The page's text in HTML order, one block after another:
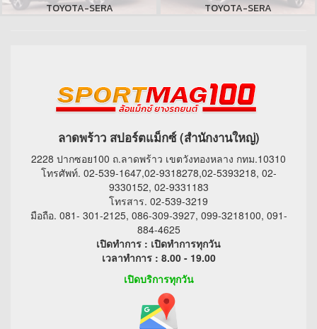
TOYOTA-SERA TOYOTA-SERA
ลาดพร้าว สปอร์ตแม็กซ์ (สำนักงานใหญ่)
2228 ปากซอย100 ถ.ลาดพร้าว เขตวังทองหลาง กทม.10310
โทรศัพท์. 02-539-1647,02-9318278,02-5393218, 02-
9330152, 02-9331183
โทรสาร. 02-539-3219
มือถือ. 081- 301-2125, 086-309-3927, 099-3218100, 091-
884-4625
เปิดทำการ : เปิดทำการทุกวัน
เวลาทำการ : 8.00 - 19.00
เปิดบริการทุกวัน